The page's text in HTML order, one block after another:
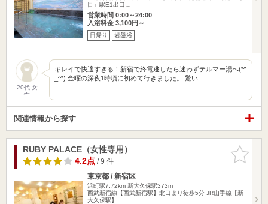
目」駅E1出口…
営業時間 0:00～24:00
入浴料金 3,100円～
日帰り 岩盤浴
20代 女
性
キレイで快適すぎる！新宿で終電逃したら迷わずテルマー湯へ(*^
_^*) 金曜の深夜1時頃に初めて行きました。 驚い…
関連情報から探す
お気に入
りに追加
RUBY PALACE（女性専用）
4.2点/ 9 件
東京都 / 新宿区
浜町駅7.72km 新大久保駅373m
西武新宿線【西武新宿駅】北口より徒歩5分 JR山手線【新
大久保駅】…